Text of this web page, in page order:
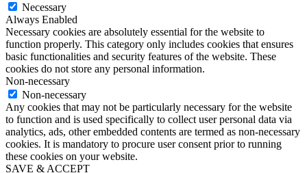
Necessary
Always Enabled
Necessary cookies are absolutely essential for the website to
function properly. This category only includes cookies that ensures
basic functionalities and security features of the website. These
cookies do not store any personal information.
Non-necessary
Non-necessary
Any cookies that may not be particularly necessary for the website
to function and is used specifically to collect user personal data via
analytics, ads, other embedded contents are termed as non-necessary
cookies. It is mandatory to procure user consent prior to running
these cookies on your website.
SAVE & ACCEPT